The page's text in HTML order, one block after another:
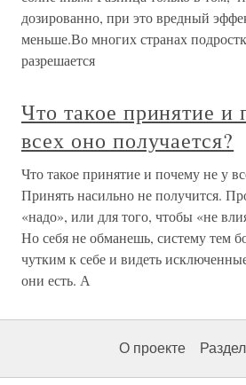
дозированно, при это вредный
меньше.Во многих странах
разрешается
Что такое принятие и
всех оно получается?
Что такое принятие и почему не у
Принять насильно не получится.
«надо», или для того, чтобы «не
Но себя не обманешь, систему тем
чутким к себе и видеть
они есть. А
О проекте